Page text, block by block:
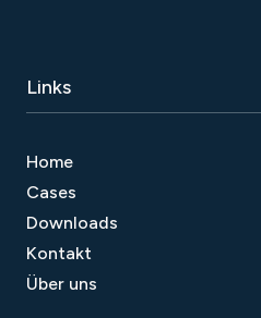
Links
Home
Cases
Downloads
Kontakt
Über uns